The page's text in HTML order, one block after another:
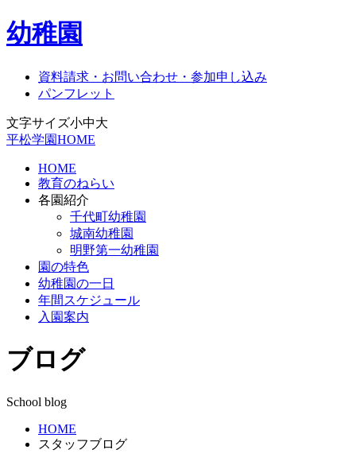
幼稚園
資料請求・お問い合わせ・参加申し込み
パンフレット
文字サイズ小中大
平松学園HOME
HOME
教育のねらい
各園紹介
千代町幼稚園
城南幼稚園
明野第一幼稚園
園の特色
幼稚園の一日
年間スケジュール
入園案内
ブログ
School blog
HOME
スタッフブログ